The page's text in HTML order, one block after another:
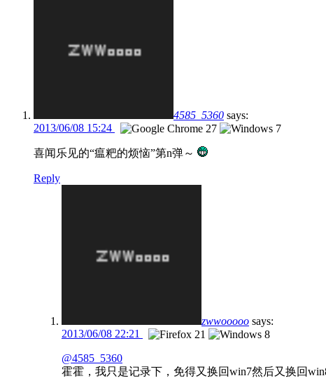
4585_5360 says:
2013/06/08 15:24
喜闻乐见的“瘟粑的烦恼”第n弹～
Reply
zwwooooo says:
2013/06/08 22:21
@4585_5360
霍霍，我只是记录下，免得又换回win7然后又换回